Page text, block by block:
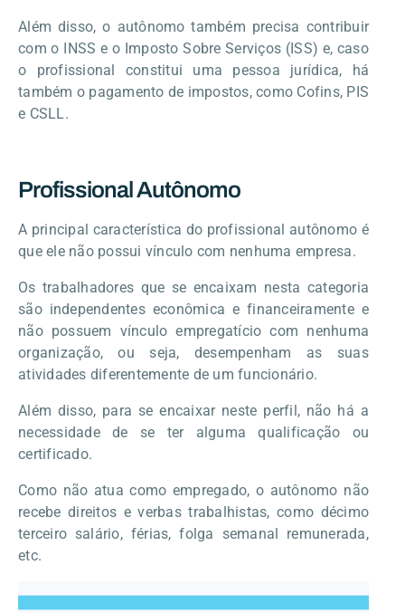
Além disso, o autônomo também precisa contribuir
com o INSS e o Imposto Sobre Serviços (ISS) e, caso
o profissional constitui uma pessoa jurídica, há
também o pagamento de impostos, como Cofins, PIS
e CSLL.
Profissional Autônomo
A principal característica do profissional autônomo é
que ele não possui vínculo com nenhuma empresa.
Os trabalhadores que se encaixam nesta categoria
são independentes econômica e financeiramente e
não possuem vínculo empregatício com nenhuma
organização, ou seja, desempenham as suas
atividades diferentemente de um funcionário.
Além disso, para se encaixar neste perfil, não há a
necessidade de se ter alguma qualificação ou
certificado.
Como não atua como empregado, o autônomo não
recebe direitos e verbas trabalhistas, como décimo
terceiro salário, férias, folga semanal remunerada,
etc.